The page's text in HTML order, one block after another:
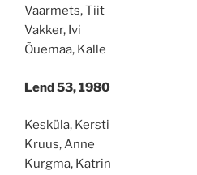
Vaarmets, Tiit
Vakker, Ivi
Õuemaa, Kalle
Lend 53, 1980
Kesküla, Kersti
Kruus, Anne
Kurgma, Katrin